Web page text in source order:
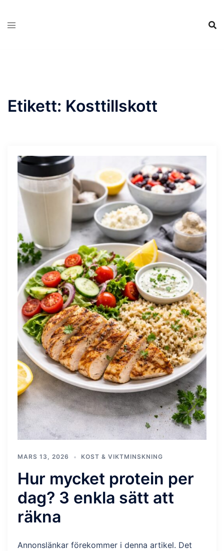
Etikett: Kosttillskott
MARS 13, 2026 KOST & VIKTMINSKNING
Hur mycket protein per
dag? 3 enkla sätt att
räkna
Annonslänkar förekommer i denna artikel. Det